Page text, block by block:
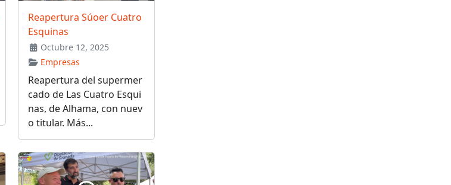
Reapertura Súoer Cuatro
Esquinas
Octubre 12, 2025
Empresas
Reapertura del supermer
cado de Las Cuatro Esqui
nas, de Alhama, con nuev
o titular. Más...